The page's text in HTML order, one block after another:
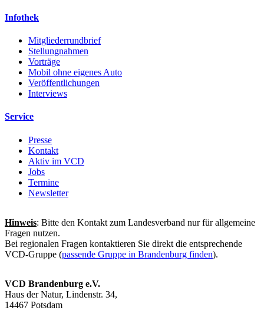
Infothek
Mitgliederrundbrief
Stellungnahmen
Vorträge
Mobil ohne eigenes Auto
Veröffentlichungen
Interviews
Service
Presse
Kontakt
Aktiv im VCD
Jobs
Termine
Newsletter
Hinweis: Bitte den Kontakt zum Landesverband nur für allgemeine
Fragen nutzen.
Bei regionalen Fragen kontaktieren Sie direkt die entsprechende
VCD-Gruppe (passende Gruppe in Brandenburg finden).
VCD Brandenburg e.V.
Haus der Natur, Lindenstr. 34,
14467 Potsdam